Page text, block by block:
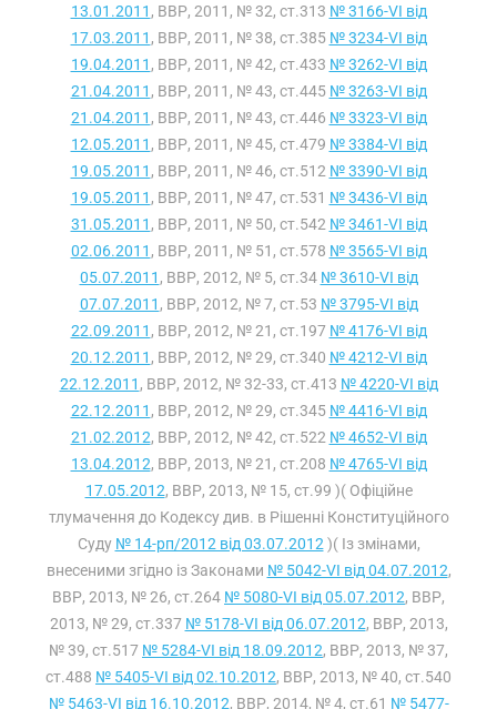
13.01.2011 , ВВР, 2011, № 32, ст.313 № 3166-VI від
17.03.2011 , ВВР, 2011, № 38, ст.385 № 3234-VI від
19.04.2011 , ВВР, 2011, № 42, ст.433 № 3262-VI від
21.04.2011 , ВВР, 2011, № 43, ст.445 № 3263-VI від
21.04.2011 , ВВР, 2011, № 43, ст.446 № 3323-VI від
12.05.2011 , ВВР, 2011, № 45, ст.479 № 3384-VI від
19.05.2011 , ВВР, 2011, № 46, ст.512 № 3390-VI від
19.05.2011 , ВВР, 2011, № 47, ст.531 № 3436-VI від
31.05.2011 , ВВР, 2011, № 50, ст.542 № 3461-VI від
02.06.2011 , ВВР, 2011, № 51, ст.578 № 3565-VI від
05.07.2011 , ВВР, 2012, № 5, ст.34 № 3610-VI від
07.07.2011 , ВВР, 2012, № 7, ст.53 № 3795-VI від
22.09.2011 , ВВР, 2012, № 21, ст.197 № 4176-VI від
20.12.2011 , ВВР, 2012, № 29, ст.340 № 4212-VI від
22.12.2011 , ВВР, 2012, № 32-33, ст.413 № 4220-VI від
22.12.2011 , ВВР, 2012, № 29, ст.345 № 4416-VI від
21.02.2012, ВВР, 2012, № 42, ст.522 № 4652-VI від
13.04.2012, ВВР, 2013, № 21, ст.208 № 4765-VI від
17.05.2012, ВВР, 2013, № 15, ст.99 )( Офіційне
тлумачення до Кодексу див. в Рішенні Конституційного
Суду № 14-рп/2012 від 03.07.2012 )( Із змінами,
внесеними згідно із Законами № 5042-VI від 04.07.2012,
ВВР, 2013, № 26, ст.264 № 5080-VI від 05.07.2012, ВВР,
2013, № 29, ст.337 № 5178-VI від 06.07.2012, ВВР, 2013,
№ 39, ст.517 № 5284-VI від 18.09.2012, ВВР, 2013, № 37,
ст.488 № 5405-VI від 02.10.2012, ВВР, 2013, № 40, ст.540
№ 5463-VI від 16.10.2012, ВВР, 2014, № 4, ст.61 № 5477-